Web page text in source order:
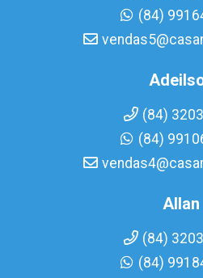
(84)
(84)
(84)
Allan
(84)
(84)